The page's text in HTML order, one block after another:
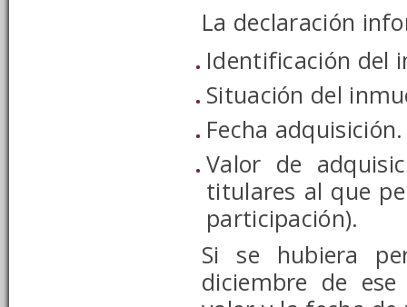
La declaración
Identificación del
Situación del
Fecha adquisición.
Valor de
titulares al que
participación).
Si se hubiera
diciembre de